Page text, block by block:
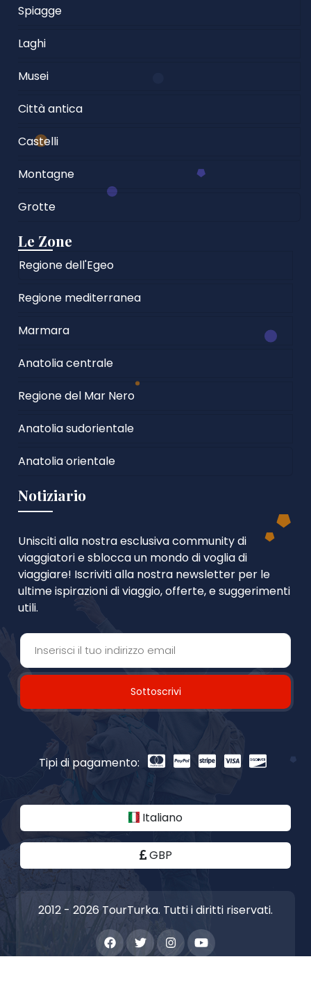
Spiagge
Laghi
Musei
Città antica
Castelli
Montagne
Grotte
Le Zone
Regione dell'Egeo
Regione mediterranea
Marmara
Anatolia centrale
Regione del Mar Nero
Anatolia sudorientale
Anatolia orientale
Notiziario
Unisciti alla nostra esclusiva community di
viaggiatori e sblocca un mondo di voglia di
viaggiare! Iscriviti alla nostra newsletter per le
ultime ispirazioni di viaggio, offerte, e suggerimenti
utili.
Sottoscrivi
Tipi di pagamento:
Italiano
GBP
2012 - 2026 TourTurka. Tutti i diritti riservati.